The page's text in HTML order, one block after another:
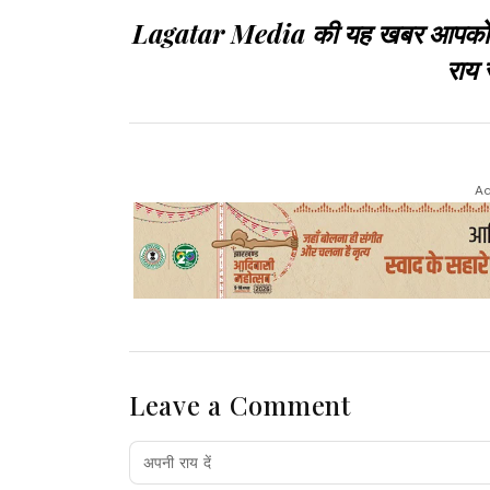
Lagatar Media की यह खबर आपको
Leave a Comment